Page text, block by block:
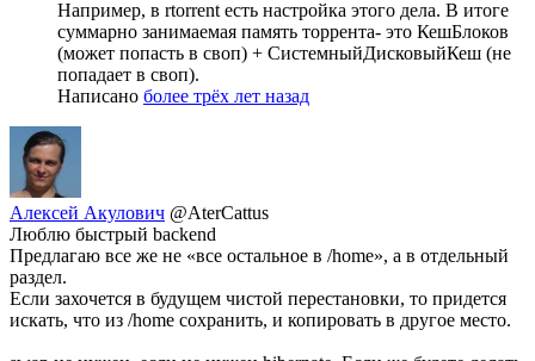
Например, в rtorrent есть настройка этого дела. В итоге
суммарно занимаемая память торрента- это КешБлоков
(может попасть в своп) + СистемныйДисковыйКеш (не
попадает в своп).
Написано более трёх лет назад
Алексей Акулович @AterCattus
Люблю быстрый backend
Предлагаю все же не «все остальное в /home», а в отдельный
раздел.
Если захочется в будущем чистой перестановки, то придется
искать, что из /home сохранить, и копировать в другое место.